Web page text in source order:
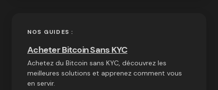
NOS GUIDES :
Acheter Bitcoin Sans KYC
Achetez du Bitcoin sans KYC, découvrez les
meilleures solutions et apprenez comment vous
en servir.